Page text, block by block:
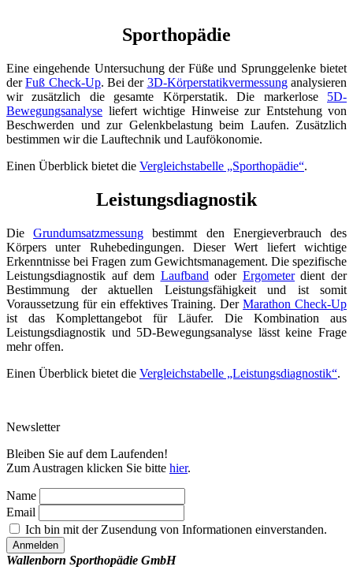
Sporthopädie
Eine eingehende Untersuchung der Füße und Sprunggelenke bietet
derFuß Check-Up. Bei der 3D-Körperstatikvermessunganalysieren
wir zusätzlich die gesamte Körperstatik. Die markerlose 5D-
Bewegungsanalyse liefert wichtige Hinweise zur Entstehung von
Beschwerden und zur Gelenkbelastung beim Laufen. Zusätzlich
bestimmen wir die Lauftechnik und Laufökonomie.
Einen Überblick bietet die Vergleichstabelle „Sporthopädie“.
Leistungsdiagnostik
DieGrundumsatzmessung bestimmt den Energieverbrauch des
Körpers unter Ruhebedingungen. Dieser Wert liefert wichtige
Erkenntnisse bei Fragen zum Gewichtsmanagement. Die spezifische
Leistungsdiagnostik auf dem Laufband oder Ergometerdient der
Bestimmung der aktuellen Leistungsfähigkeit und ist somit
Voraussetzung für ein effektives Training. DerMarathon Check-Up
ist das Komplettangebot für Läufer. Die Kombination aus
Leistungsdiagnostik und 5D-Bewegungsanalyse lässt keine Frage
mehr offen.
Einen Überblick bietet die Vergleichstabelle „Leistungsdiagnostik“.
Newsletter
Bleiben Sie auf dem Laufenden!
Zum Austragen klicken Sie bitte hier.
Name
Email
Ich bin mit der Zusendung von Informationen einverstanden.
Wallenborn Sporthopädie GmbH